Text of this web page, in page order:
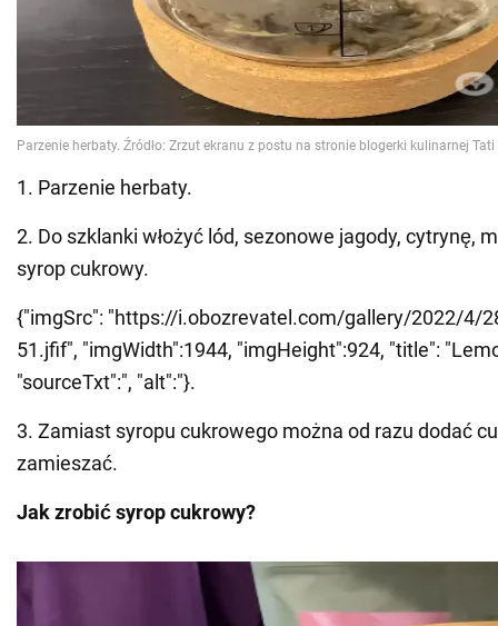
1. Parzenie herbaty.
2. Do szklanki włożyć lód, sezonowe jagody, cytrynę,
syrop cukrowy.
{"imgSrc": "https://i.obozrevatel.com/gallery/2022/4/
51.jfif", "imgWidth":1944, "imgHeight":924, "title":
"sourceTxt":", "alt":"}.
3. Zamiast syropu cukrowego można od razu dodać
zamieszać.
Jak zrobić syrop cukrowy?